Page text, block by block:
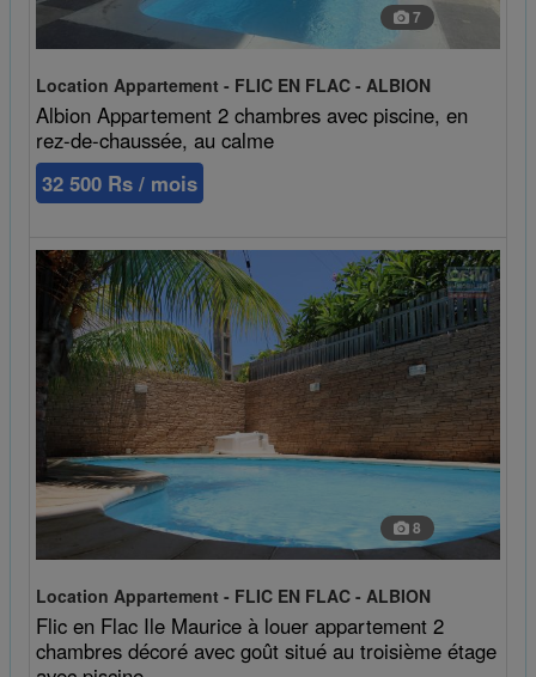
7
Location Appartement - FLIC EN FLAC - ALBION
Albion Appartement 2 chambres avec piscine, en
rez-de-chaussée, au calme
32 500 Rs / mois
8
Location Appartement - FLIC EN FLAC - ALBION
Flic en Flac Ile Maurice à louer appartement 2
chambres décoré avec goût situé au troisième étage